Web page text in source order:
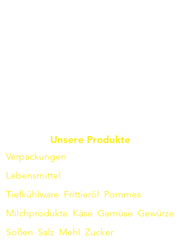
Unsere Produkte
Verpackungen
Lebensmittel
Tiefkühlware Frittieröl Pommes
Milchprodukte Käse Gemüse Gewürze
Soßen Salz Mehl Zucker